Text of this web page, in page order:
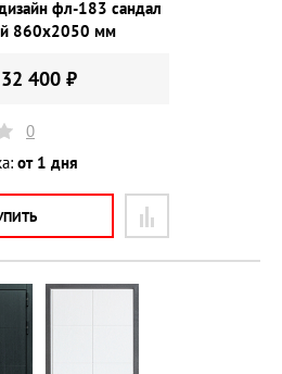
фл-183 сандал
860х2050 мм
32 400 ₽
0
от 1 дня